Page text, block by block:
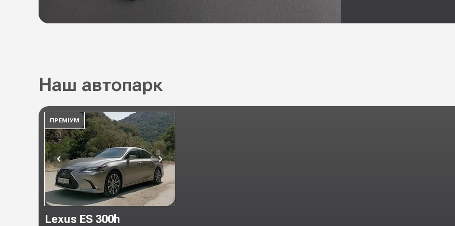
Наш автопарк
ПРЕМІУМ
Lexus ES 300h